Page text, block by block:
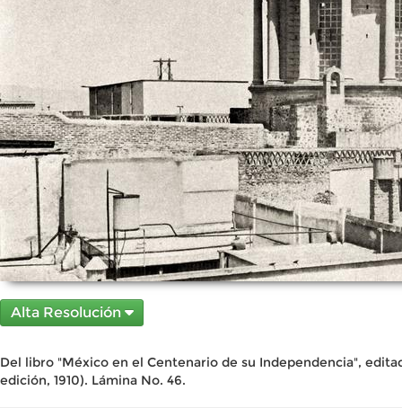
Alta Resolución
Del libro "México en el Centenario de su Independencia",
edición, 1910). Lámina No. 46.